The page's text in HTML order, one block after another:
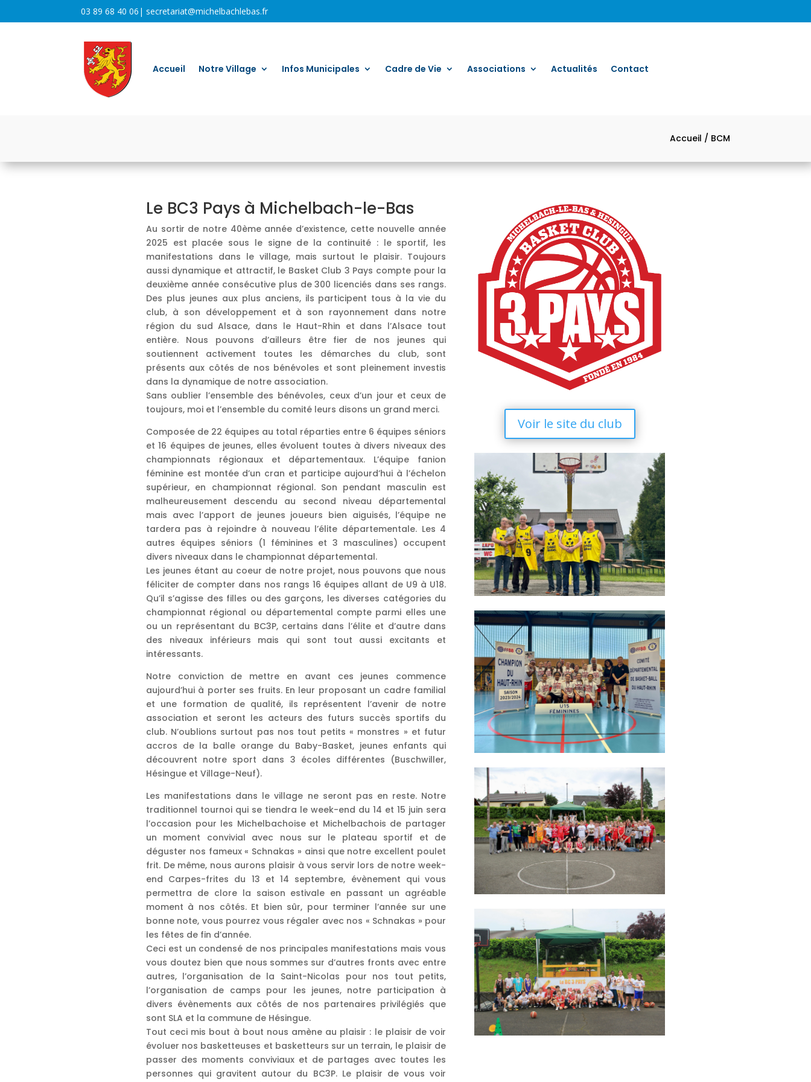
03 89 68 40 06 |secretariat@michelbachlebas.fr
Accueil Notre Village Infos Municipales Cadre de Vie Associations Actualités Contact
Accueil / BCM
Le BC3 Pays à Michelbach-le-Bas
Au sortir de notre 40ème année d’existence, cette nouvelle année
2025 est placée sous le signe de la continuité : le sportif, les
manifestations dans le village, mais surtout le plaisir. Toujours
aussi dynamique et attractif, le Basket Club 3 Pays compte pour la
deuxième année consécutive plus de 300 licenciés dans ses rangs.
Des plus jeunes aux plus anciens, ils participent tous à la vie du
club, à son développement et à son rayonnement dans notre
région du sud Alsace, dans le Haut-Rhin et dans l’Alsace tout
entière. Nous pouvons d’ailleurs être fier de nos jeunes qui
soutiennent activement toutes les démarches du club, sont
présents aux côtés de nos bénévoles et sont pleinement investis
dans la dynamique de notre association.
Sans oublier l’ensemble des bénévoles, ceux d’un jour et ceux de
toujours, moi et l’ensemble du comité leurs disons un grand merci.
Composée de 22 équipes au total réparties entre 6 équipes séniors
et 16 équipes de jeunes, elles évoluent toutes à divers niveaux des
championnats régionaux et départementaux. L’équipe fanion
féminine est montée d’un cran et participe aujourd’hui à l’échelon
supérieur, en championnat régional. Son pendant masculin est
malheureusement descendu au second niveau départemental
mais avec l’apport de jeunes joueurs bien aiguisés, l’équipe ne
tardera pas à rejoindre à nouveau l’élite départementale. Les 4
autres équipes séniors (1 féminines et 3 masculines) occupent
divers niveaux dans le championnat départemental.
Les jeunes étant au coeur de notre projet, nous pouvons que nous
féliciter de compter dans nos rangs 16 équipes allant de U9 à U18.
Qu’il s’agisse des filles ou des garçons, les diverses catégories du
championnat régional ou départemental compte parmi elles une
ou un représentant du BC3P, certains dans l’élite et d’autre dans
des niveaux inférieurs mais qui sont tout aussi excitants et
intéressants.
Notre conviction de mettre en avant ces jeunes commence
aujourd’hui à porter ses fruits. En leur proposant un cadre familial
et une formation de qualité, ils représentent l’avenir de notre
association et seront les acteurs des futurs succès sportifs du
club. N’oublions surtout pas nos tout petits « monstres » et futur
accros de la balle orange du Baby-Basket, jeunes enfants qui
découvrent notre sport dans 3 écoles différentes (Buschwiller,
Hésingue et Village-Neuf).
Les manifestations dans le village ne seront pas en reste. Notre
traditionnel tournoi qui se tiendra le week-end du 14 et 15 juin sera
l’occasion pour les Michelbachoise et Michelbachois de partager
un moment convivial avec nous sur le plateau sportif et de
déguster nos fameux « Schnakas » ainsi que notre excellent poulet
frit. De même, nous aurons plaisir à vous servir lors de notre week-
end Carpes-frites du 13 et 14 septembre, évènement qui vous
permettra de clore la saison estivale en passant un agréable
moment à nos côtés. Et bien sûr, pour terminer l’année sur une
bonne note, vous pourrez vous régaler avec nos « Schnakas » pour
les fêtes de fin d’année.
Ceci est un condensé de nos principales manifestations mais vous
vous doutez bien que nous sommes sur d’autres fronts avec entre
autres, l’organisation de la Saint-Nicolas pour nos tout petits,
l’organisation de camps pour les jeunes, notre participation à
divers évènements aux côtés de nos partenaires privilégiés que
sont SLA et la commune de Hésingue.
Tout ceci mis bout à bout nous amène au plaisir : le plaisir de voir
évoluer nos basketteuses et basketteurs sur un terrain, le plaisir de
passer des moments conviviaux et de partages avec toutes les
personnes qui gravitent autour du BC3P. Le plaisir de vous voir
Voir le site du club